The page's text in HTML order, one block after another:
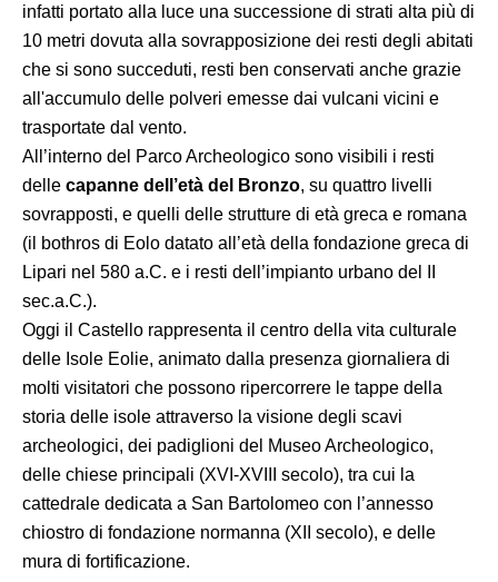
infatti portato alla luce una successione di strati alta più di
10 metri dovuta alla sovrapposizione dei resti degli abitati
che si sono succeduti, resti ben conservati anche grazie
all'accumulo delle polveri emesse dai vulcani vicini e
trasportate dal vento.
All’interno del Parco Archeologico sono visibili i resti
delle capanne dell’età del Bronzo, su quattro livelli
sovrapposti, e quelli delle strutture di età greca e romana
(il bothros di Eolo datato all’età della fondazione greca di
Lipari nel 580 a.C. e i resti dell’impianto urbano del II
sec.a.C.).
Oggi il Castello rappresenta il centro della vita culturale
delle Isole Eolie, animato dalla presenza giornaliera di
molti visitatori che possono ripercorrere le tappe della
storia delle isole attraverso la visione degli scavi
archeologici, dei padiglioni del Museo Archeologico,
delle chiese principali (XVI-XVIII secolo), tra cui la
cattedrale dedicata a San Bartolomeo con l’annesso
chiostro di fondazione normanna (XII secolo), e delle
mura di fortificazione.